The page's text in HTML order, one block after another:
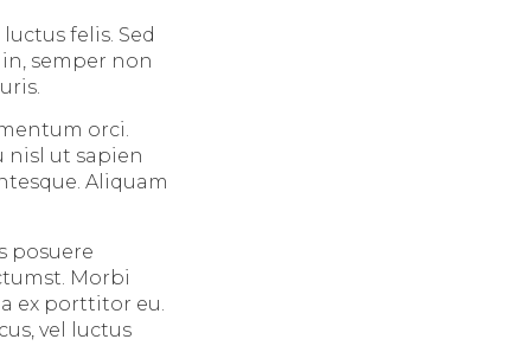
felis. Sed
semper non
orci.
nisl ut sapien
Aliquam
posuere
Morbi
ex porttitor eu.
vel luctus